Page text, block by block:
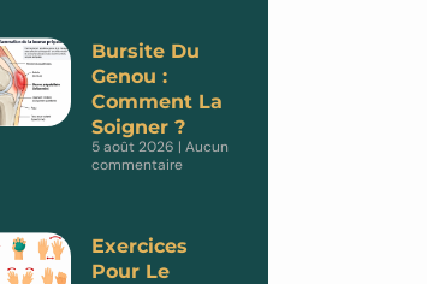
Bursite Du
Genou :
Comment La
Soigner ?
5 août 2026
Aucun
commentaire
Exercices
Pour Le